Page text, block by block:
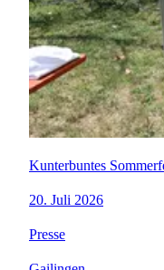
Kunterbuntes
20. Juli 2026
Presse